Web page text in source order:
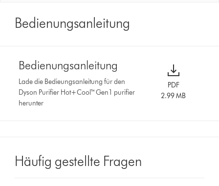
Bedienungsanleitung
Bedienungsanleitung
Lade die Bedieungsanleitung für den
Dyson Purifier Hot+Cool™ Gen1 purifier
herunter
PDF
2.99 MB
Häufig gestellte Fragen